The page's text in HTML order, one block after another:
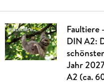
Faultiere
DIN A2:
Jahr
A2 (ca.